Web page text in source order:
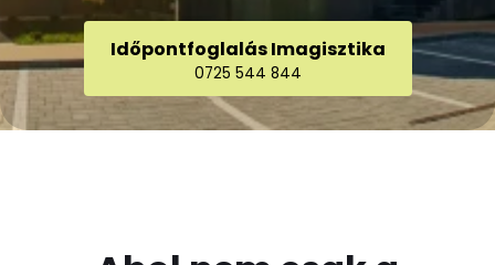
Időpontfoglalás Imagisztika
0725 544 844